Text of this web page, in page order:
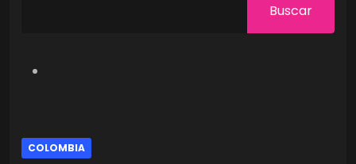
COLOMBIA
Buscar